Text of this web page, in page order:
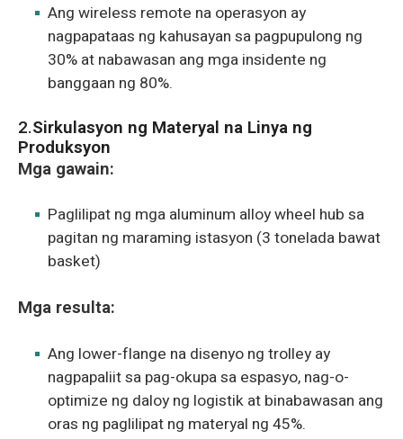
Ang wireless remote na operasyon ay
nagpapataas ng kahusayan sa pagpupulong ng
30% at nabawasan ang mga insidente ng
banggaan ng 80%.
2.Sirkulasyon ng Materyal na Linya ng
Produksyon
Mga gawain:
Paglilipat ng mga aluminum alloy wheel hub sa
pagitan ng maraming istasyon (3 tonelada bawat
basket)
Mga resulta:
Ang lower-flange na disenyo ng trolley ay
nagpapaliit sa pag-okupa sa espasyo, nag-o-
optimize ng daloy ng logistik at binabawasan ang
oras ng paglilipat ng materyal ng 45%.